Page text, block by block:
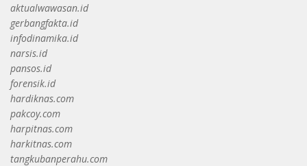
aktualwawasan.id
gerbangfakta.id
infodinamika.id
narsis.id
pansos.id
forensik.id
hardiknas.com
pakcoy.com
harpitnas.com
harkitnas.com
tangkubanperahu.com